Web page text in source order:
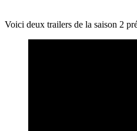
Voici deux trailers de la saison 2